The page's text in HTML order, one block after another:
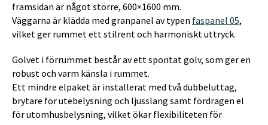
framsidan är något större, 600×1600 mm.
Väggarna är klädda med granpanel av typen faspanel 05,
vilket ger rummet ett stilrent och harmoniskt uttryck.
Golvet i förrummet består av ett spontat golv, som ger en
robust och varm känsla i rummet.
Ett mindre elpaket är installerat med två dubbeluttag,
brytare för utebelysning och ljusslang samt fördragen el
för utomhusbelysning, vilket ökar flexibiliteten för